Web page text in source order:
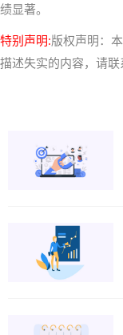
绩显著。
特别声明:版权声明：
描述失实的内容，请